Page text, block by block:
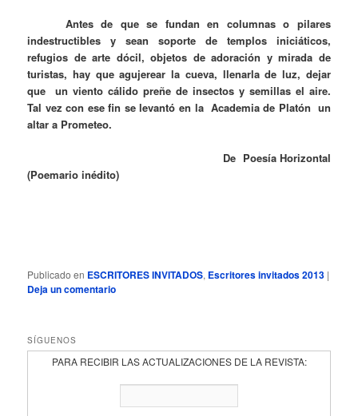
Antes de que se fundan en columnas o pilares
indestructibles y sean soporte de templos iniciáticos,
refugios de arte dócil, objetos de adoración y mirada de
turistas, hay que agujerear la cueva, llenarla de luz, dejar
que un viento cálido preñe de insectos y semillas el aire.
Tal vez con ese fin se levantó en la Academia de Platón un
altar a Prometeo.
De Poesía Horizontal
(Poemario inédito)
Publicado en ESCRITORES INVITADOS, Escritores invitados 2013 |
Deja un comentario
SÍGUENOS
PARA RECIBIR LAS ACTUALIZACIONES DE LA REVISTA: